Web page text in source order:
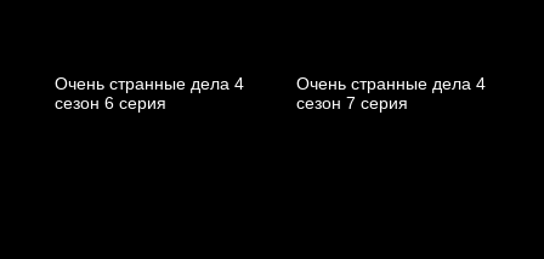
Очень странные дела 4
cезон 6 cерия
Очень странные дела 4
cезон 7 cерия